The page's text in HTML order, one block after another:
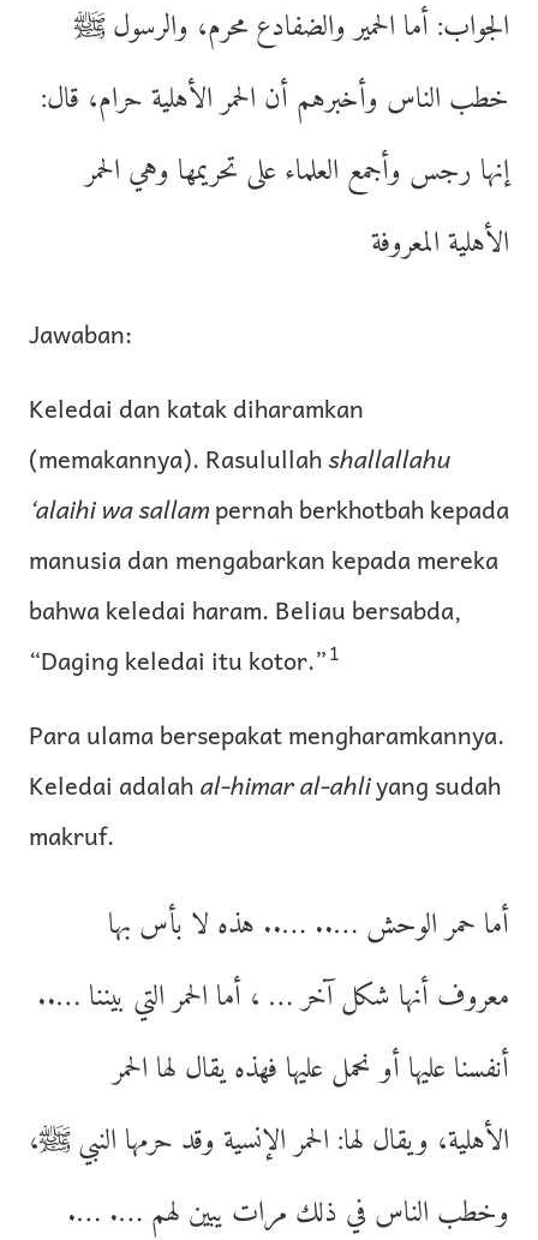
الجواب: أما الحمير والضفادع محرم، والرسول ﷺ
خطب الناس وأخبرهم أن الحمر الأهلية حرام، قال:
إنها رجس وأجمع العلماء على تحريمها وهي الحمر
الأهلية المعروفة
Jawaban:
Keledai dan katak diharamkan
(memakannya). Rasulullahshallallahu
‘alaihi wa sallampernah berkhotbah kepada
manusia dan mengabarkan kepada mereka
bahwa keledai haram. Beliau bersabda,
“Daging keledai itu kotor.”1
Para ulama bersepakat mengharamkannya.
Keledai adalahal-himar al-ahliyang sudah
makruf.
أما حمر الوحش ….. ….. هذه لا بأس بها
معروف أنها شكل آخر … ، أما الحمر التي بيننا …..
أنفسنا عليها أو نحمل عليها فهذه يقال لها الحمر
الأهلية، ويقال لها: الحمر الإنسية وقد حرمها النبي ﷺ،
وخطب الناس في ذلك مرات يبين لهم …. ….